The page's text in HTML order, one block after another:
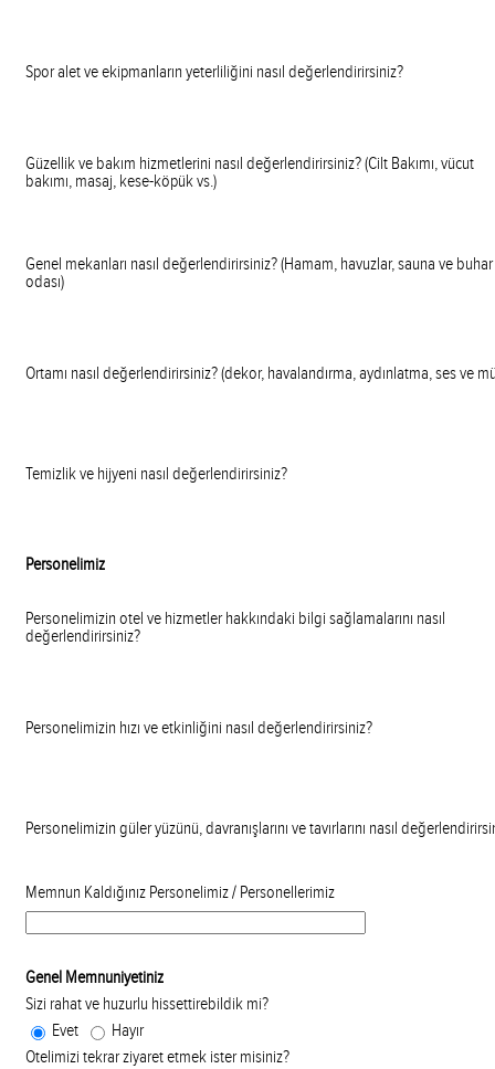
Spor alet ve ekipmanların yeterliliğini nasıl değerlendirirsiniz?
Güzellik ve bakım hizmetlerini nasıl değerlendirirsiniz? (Cilt Bakımı, vücut
bakımı, masaj, kese-köpük vs.)
Genel mekanları nasıl değerlendirirsiniz? (Hamam, havuzlar, sauna ve buhar
odası)
Ortamı nasıl değerlendirirsiniz? (dekor, havalandırma, aydınlatma, ses ve
Temizlik ve hijyeni nasıl değerlendirirsiniz?
Personelimiz
Personelimizin otel ve hizmetler hakkındaki bilgi sağlamalarını nasıl
değerlendirirsiniz?
Personelimizin hızı ve etkinliğini nasıl değerlendirirsiniz?
Personelimizin güler yüzünü, davranışlarını ve tavırlarını nasıl
Memnun Kaldığınız Personelimiz / Personellerimiz
Genel Memnuniyetiniz
Sizi rahat ve huzurlu hissettirebildik mi?
Evet
Hayır
Otelimizi tekrar ziyaret etmek ister misiniz?